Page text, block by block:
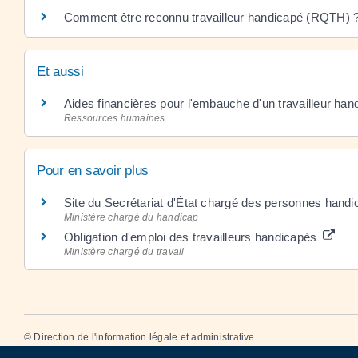
Comment être reconnu travailleur handicapé (RQTH)
Et aussi
Aides financières pour l'embauche d'un travailleur
Ressources humaines
Pour en savoir plus
Site du Secrétariat d'État chargé des personnes
Ministère chargé du handicap
Obligation d'emploi des travailleurs handicapés
Ministère chargé du travail
© Direction de l'information légale et administrative